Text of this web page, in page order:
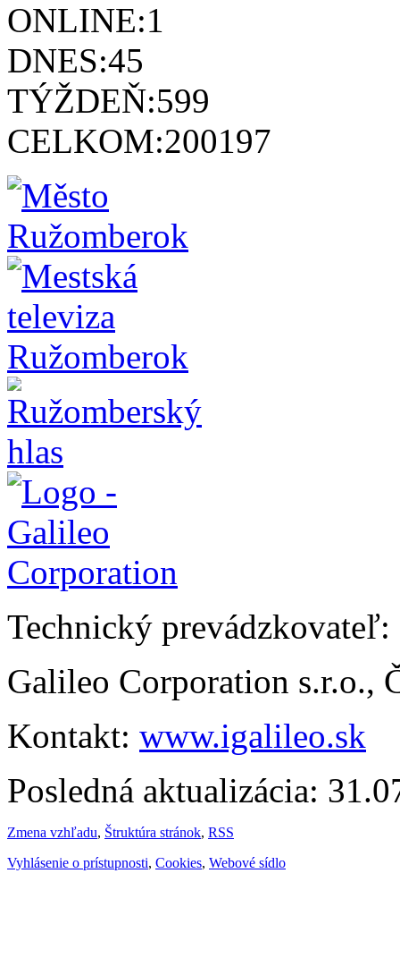
ONLINE:1
DNES:45
TÝŽDEŇ:599
CELKOM:200197
Technický prevádzkovateľ:
Galileo Corporation s.r.o.,
Kontakt: www.igalileo.sk
Posledná aktualizácia:
Zmena vzhľadu, Štruktúra stránok, RSS
Vyhlásenie o prístupnosti, Cookies, Webové sídlo